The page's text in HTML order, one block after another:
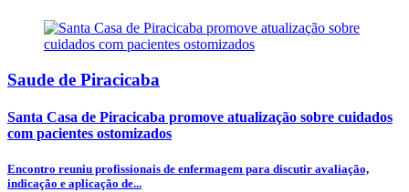
Saude de Piracicaba
Santa Casa de Piracicaba promove atualização sobre cuidados
com pacientes ostomizados
Encontro reuniu profissionais de enfermagem para discutir avaliação,
indicação e aplicação de...